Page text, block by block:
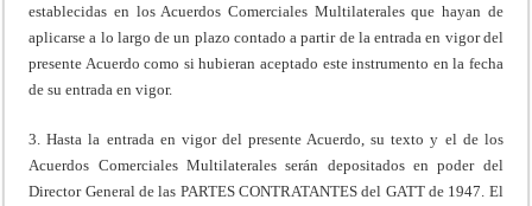
establecidas en los Acuerdos Comerciales Multilaterales que hayan de
aplicarse a lo largo de un plazo contado a partir de la entrada en vigor del
presente Acuerdo como si hubieran aceptado este instrumento en la fecha
de su entrada en vigor.
3. Hasta la entrada en vigor del presente Acuerdo, su texto y el de los
Acuerdos Comerciales Multilaterales serán depositados en poder del
Director General de las PARTES CONTRATANTES del GATT de 1947. El